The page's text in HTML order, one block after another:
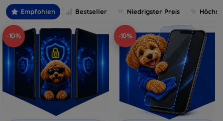
digitales Erlebnis.
Empfohlen Bestseller Niedrigster Preis
-10% -10%